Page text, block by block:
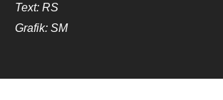
Text: RS
Grafik: SM